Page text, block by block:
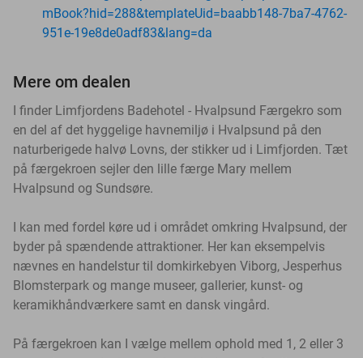
mBook?hid=288&templateUid=baabb148-7ba7-4762-
951e-19e8de0adf83&lang=da
Mere om dealen
I finder Limfjordens Badehotel - Hvalpsund Færgekro som
en del af det hyggelige havnemiljø i Hvalpsund på den
naturberigede halvø Lovns, der stikker ud i Limfjorden. Tæt
på færgekroen sejler den lille færge Mary mellem
Hvalpsund og Sundsøre.
I kan med fordel køre ud i området omkring Hvalpsund, der
byder på spændende attraktioner. Her kan eksempelvis
nævnes en handelstur til domkirkebyen Viborg, Jesperhus
Blomsterpark og mange museer, gallerier, kunst- og
keramikhåndværkere samt en dansk vingård.
På færgekroen kan I vælge mellem ophold med 1, 2 eller 3